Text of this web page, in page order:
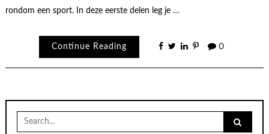
rondom een sport. In deze eerste delen leg je …
Continue Reading 0
Search
for: